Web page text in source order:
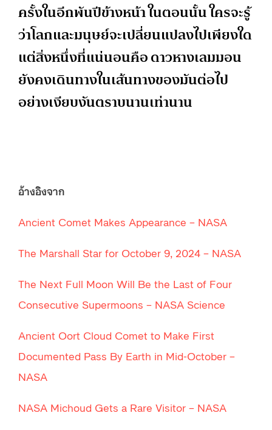
ครั้งในอีกพันปีข้างหน้า ในตอนนั้น ใครจะรู้
ว่าโลกและมนุษย์จะเปลี่ยนแปลงไปเพียงใด
แต่สิ่งหนึ่งที่แน่นอนคือ ดาวหางเลมมอน
ยังคงเดินทางในเส้นทางของมันต่อไป
อย่างเงียบงันตราบนานเท่านาน
อ้างอิงจาก
Ancient Comet Makes Appearance – NASA
The Marshall Star for October 9, 2024 – NASA
The Next Full Moon Will Be the Last of Four
Consecutive Supermoons – NASA Science
Ancient Oort Cloud Comet to Make First
Documented Pass By Earth in Mid-October –
NASA
NASA Michoud Gets a Rare Visitor – NASA